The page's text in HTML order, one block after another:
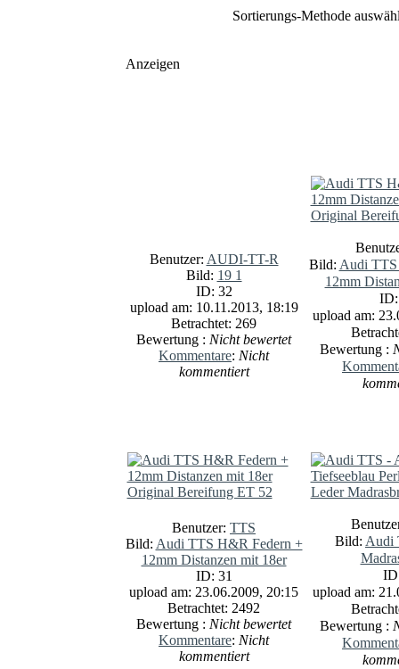
Sortierungs-Methode
Anzeigen
Benutzer: AUDI-TT-R
Bild: 19 1
ID: 32
upload am: 10.11.2013, 18:19
Betrachtet: 269
Bewertung : Nicht bewertet
Kommentare: Nicht
kommentiert
Bild: Audi
12mm
upload am:
Bewertung :
Benutzer: TTS
Bild: Audi TTS H&R Federn +
12mm Distanzen mit 18er
ID: 31
upload am: 23.06.2009, 20:15
Betrachtet: 2492
Bewertung : Nicht bewertet
Kommentare: Nicht
kommentiert
Bild: Audi
upload am:
Bewertung :